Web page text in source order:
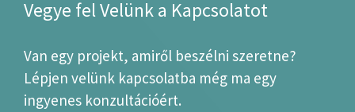
Vegye fel Velünk a Kapcsolatot
Van egy projekt, amiről beszélni szeretne?
Lépjen velünk kapcsolatba még ma egy
ingyenes konzultációért.